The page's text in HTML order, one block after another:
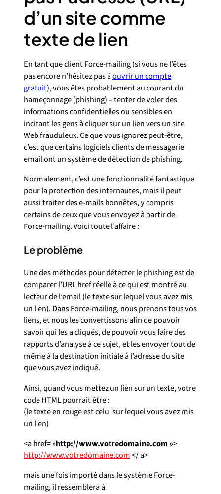
d’un site comme
texte de lien
En tant que client Force-mailing (si vous ne l’êtes
pas encore n’hésitez pas àouvrir un compte
gratuit), vous êtes probablement au courant du
hameçonnage (phishing) – tenter de voler des
informations confidentielles ou sensibles en
incitant les gens à cliquer sur un lien vers un site
Web frauduleux. Ce que vous ignorez peut-être,
c’est que certains logiciels clients de messagerie
email ont un système de détection de phishing.
Normalement, c’est une fonctionnalité fantastique
pour la protection des internautes, mais il peut
aussi traiter des e-mails honnêtes, y compris
certains de ceux que vous envoyez à partir de
Force-mailing. Voici toute l’affaire :
Le problème
Une des méthodes pour détecter le phishing est de
comparer l’URL href réelle à ce qui est montré au
lecteur de l’email (le texte sur lequel vous avez mis
un lien). Dans Force-mailing, nous prenons tous vos
liens, et nous les convertissons afin de pouvoir
savoir qui les a cliqués, de pouvoir vous faire des
rapports d’analyse à ce sujet, et les envoyer tout de
même à la destination initiale à l’adresse du site
que vous avez indiqué.
Ainsi, quand vous mettez un lien sur un texte, votre
code HTML pourrait être :
(le texte en rouge est celui sur lequel vous avez mis
un lien)
<a href= »http://www.votredomaine.com »>
http://www.votredomaine.com</ a>
mais une fois importé dans le système Force-
mailing, il ressemblera à